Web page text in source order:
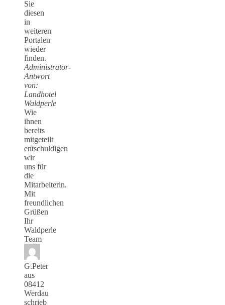
Sie
diesen
in
weiteren
Portalen
wieder
finden.
Administrator-
Antwort
von:
Landhotel
Waldperle
Wie
ihnen
bereits
mitgeteilt
entschuldigen
wir
uns für
die
Mitarbeiterin.
Mit
freundlichen
Grüßen
Ihr
Waldperle
Team
G.Peter
aus
08412
Werdau
schrieb